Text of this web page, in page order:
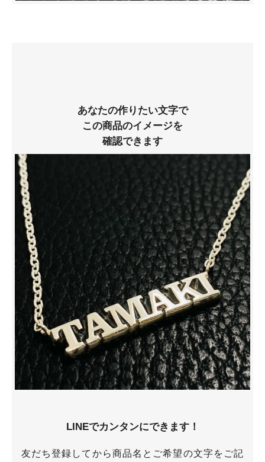
あなたの作りたい文字で
この商品のイメージを
確認できます
LINEでカンタンにできます！
友だち登録してから商品名とご希望の文字をご記